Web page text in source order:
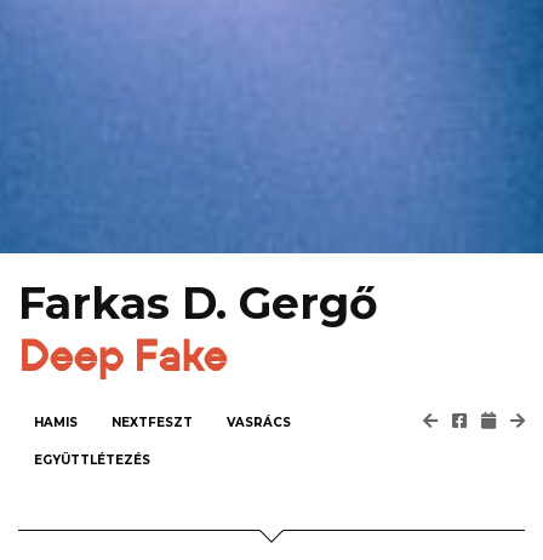
Farkas D. Gergő
Deep Fake
HAMIS NEXTFESZT VASRÁCS
EGYÜTTLÉTEZÉS